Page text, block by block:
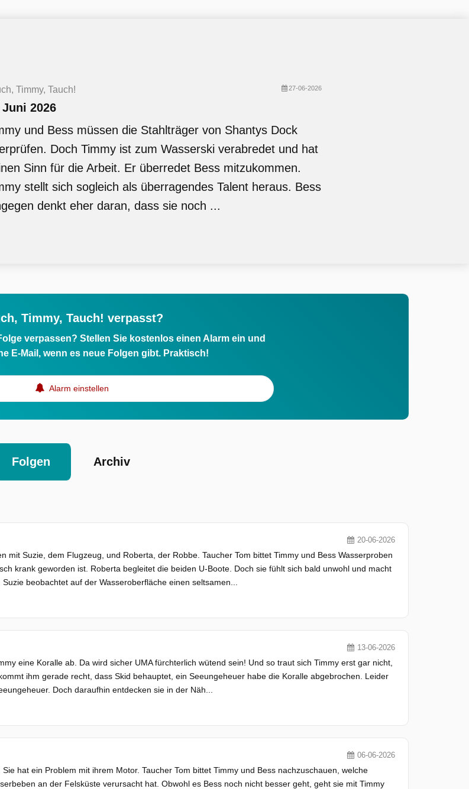
Timmy, Tauch! 27-06-2026
Juni 2026
und Bess müssen die Stahlträger von Shantys Dock
Doch Timmy ist zum Wasserski verabredet und hat
Sinn für die Arbeit. Er überredet Bess mitzukommen.
stellt sich sogleich als überragendes Talent heraus. Bess
denkt eher daran, dass sie noch ...
Timmy, Tauch! verpasst?
verpassen? Stellen Sie kostenlos einen Alarm ein und
E-Mail, wenn es neue Folgen gibt. Praktisch!
Alarm einstellen
Folgen Archiv
20-06-2026
mit Suzie, dem Flugzeug, und Roberta, der Robbe. Taucher Tom bittet Timmy und Bess Wasserproben
krank geworden ist. Roberta begleitet die beiden U-Boote. Doch sie fühlt sich bald unwohl und macht
beobachtet auf der Wasseroberfläche einen seltsamen...
13-06-2026
eine Koralle ab. Da wird sicher UMA fürchterlich wütend sein! Und so traut sich Timmy erst gar nicht,
ihm gerade recht, dass Skid behauptet, ein Seeungeheuer habe die Koralle abgebrochen. Leider
Doch daraufhin entdecken sie in der Näh...
06-06-2026
hat ein Problem mit ihrem Motor. Taucher Tom bittet Timmy und Bess nachzuschauen, welche
an der Felsküste verursacht hat. Obwohl es Bess noch nicht besser geht, geht sie mit Timmy